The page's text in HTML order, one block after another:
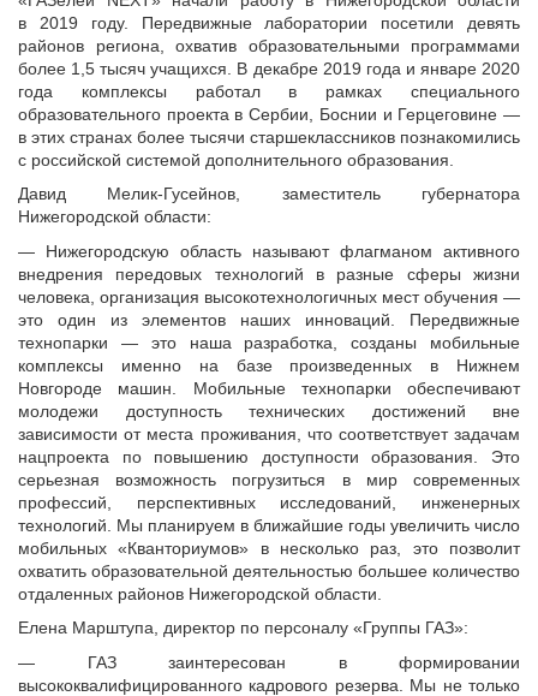
в 2019 году. Передвижные лаборатории посетили девять
районов региона, охватив образовательными программами
более 1,5 тысяч учащихся. В декабре 2019 года и январе 2020
года комплексы работал в рамках специального
образовательного проекта в Сербии, Боснии и Герцеговине —
в этих странах более тысячи старшеклассников познакомились
с российской системой дополнительного образования.
Давид Мелик-Гусейнов, заместитель губернатора
Нижегородской области:
— Нижегородскую область называют флагманом активного
внедрения передовых технологий в разные сферы жизни
человека, организация высокотехнологичных мест обучения —
это один из элементов наших инноваций. Передвижные
технопарки — это наша разработка, созданы мобильные
комплексы именно на базе произведенных в Нижнем
Новгороде машин. Мобильные технопарки обеспечивают
молодежи доступность технических достижений вне
зависимости от места проживания, что соответствует задачам
нацпроекта по повышению доступности образования. Это
серьезная возможность погрузиться в мир современных
профессий, перспективных исследований, инженерных
технологий. Мы планируем в ближайшие годы увеличить число
мобильных «Кванториумов» в несколько раз, это позволит
охватить образовательной деятельностью большее количество
отдаленных районов Нижегородской области.
Елена Марштупа, директор по персоналу «Группы ГАЗ»:
— ГАЗ заинтересован в формировании
высококвалифицированного кадрового резерва. Мы не только